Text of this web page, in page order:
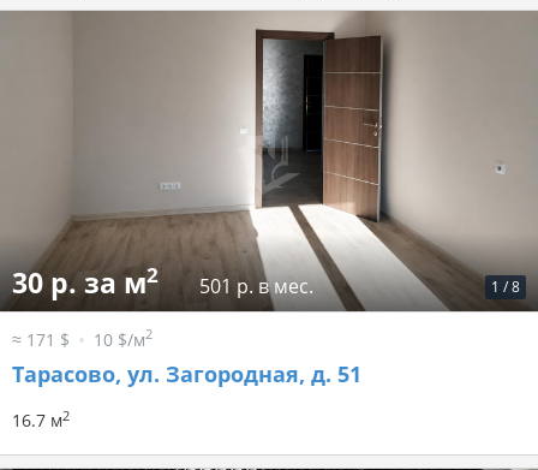
1 /8
30 р. за м2 501 р. в мес.
≈ 171 $ 10 $/м2
Тарасово, ул. Загородная, д. 51
16.7 м2